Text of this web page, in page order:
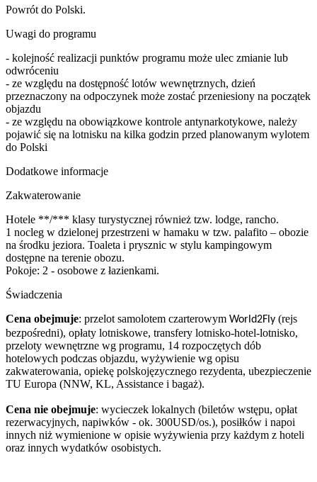
Powrót do Polski.
Uwagi do programu
- kolejność realizacji punktów programu może ulec zmianie lub
odwróceniu
- ze względu na dostępność lotów wewnętrznych, dzień
przeznaczony na odpoczynek może zostać przeniesiony na początek
objazdu
- ze względu na obowiązkowe kontrole antynarkotykowe, należy
pojawić się na lotnisku na kilka godzin przed planowanym wylotem
do Polski
Dodatkowe informacje
Zakwaterowanie
Hotele **/*** klasy turystycznej również tzw. lodge, rancho.
1 nocleg w dzielonej przestrzeni w hamaku w tzw. palafito – obozie
na środku jeziora. Toaleta i prysznic w stylu kampingowym
dostępne na terenie obozu.
Pokoje: 2 - osobowe z łazienkami.
Świadczenia
Cena obejmuje: przelot samolotem czarterowym World2Fly (rejs
bezpośredni), opłaty lotniskowe, transfery lotnisko-hotel-lotnisko,
przeloty wewnętrzne wg programu, 14 rozpoczętych dób
hotelowych podczas objazdu, wyżywienie wg opisu
zakwaterowania, opiekę polskojęzycznego rezydenta, ubezpieczenie
TU Europa (NNW, KL, Assistance i bagaż).
Cena nie obejmuje: wycieczek lokalnych (biletów wstępu, opłat
rezerwacyjnych, napiwków - ok. 300USD/os.), posiłków i napoi
innych niż wymienione w opisie wyżywienia przy każdym z hoteli
oraz innych wydatków osobistych.